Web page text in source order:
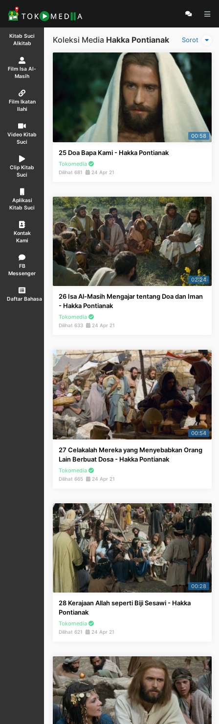
Kitab Suci
Alkitab
Film Isa Al-
Masih
Film Ikatan
Ilahi
Video Kitab
Suci
Clip Kitab
Suci
Aplikasi
Kitab Suci
Kontak
Kami
FB
Messenger
Daftar Bahasa
Sorot
Koleksi Media Hakka Pontianak
00:58
25 Doa Bapa Kami - Hakka Pontianak
Tokomedia
Dilihat 681 24 Apr 21
02:24
26 Isa Al-Masih Mengajar tentang Doa dan Iman
- Hakka Pontianak
Tokomedia
Dilihat 633 24 Apr 21
00:54
27 Celakalah Mereka yang Menyebabkan Orang
Lain Berbuat Dosa - Hakka Pontianak
Tokomedia
Dilihat 665 24 Apr 21
00:28
28 Kerajaan Allah seperti Biji Sesawi - Hakka
Pontianak
Tokomedia
Dilihat 621 24 Apr 21